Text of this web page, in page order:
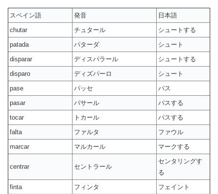
スペイン語 発音
日本語
chutar
チュタール
シュートする
patada
パターダ
シュート
disparar
ディスパラール
シュートする
disparo
ディズパーロ
シュート
pase
パッセ
パス
pasar
パサール
パスする
tocar
トカール
パスする
falta
ファルタ
ファウル
marcar
マルカール マークする
centrar セントラール
センタリングす
る
finta
フィンタ
フェイント